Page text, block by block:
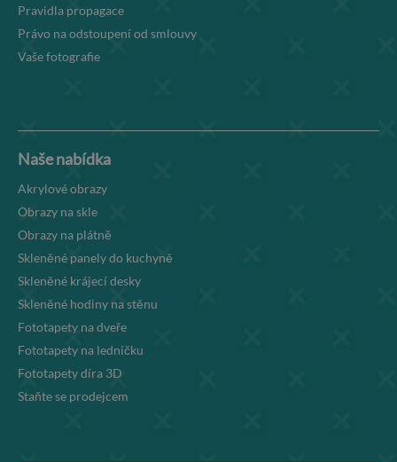
Pravidla propagace
Právo na odstoupení od smlouvy
Vaše fotografie
Naše nabídka
Akrylové obrazy
Obrazy na skle
Obrazy na plátně
Skleněné panely do kuchyně
Skleněné krájecí desky
Skleněné hodiny na stěnu
Fototapety na dveře
Fototapety na ledničku
Fototapety díra 3D
Staňte se prodejcem